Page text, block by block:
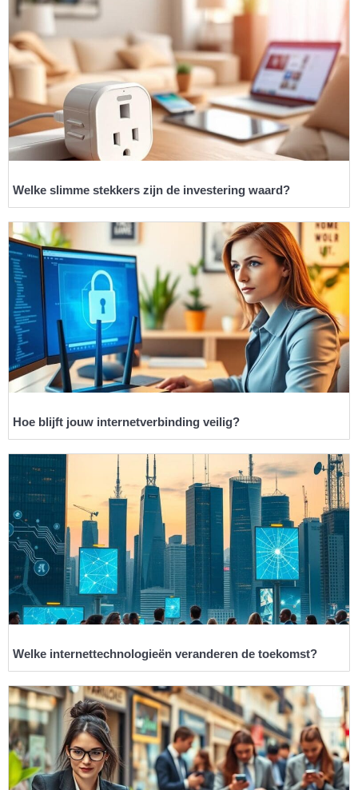
Welke slimme stekkers zijn de investering waard?
Hoe blijft jouw internetverbinding veilig?
Welke internettechnologieën veranderen de toekomst?